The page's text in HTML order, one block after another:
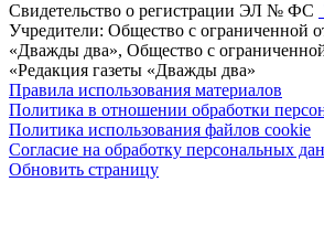
Свидетельство о регистрации ЭЛ № ФС
Учредители: Общество с ограниченной
«Дважды два», Общество с
«Редакция газеты «Дважды два»
Правила использования материалов
Политика в отношении обработки
Политика использования файлов cookie
Согласие на обработку персональных
Обновить страницу